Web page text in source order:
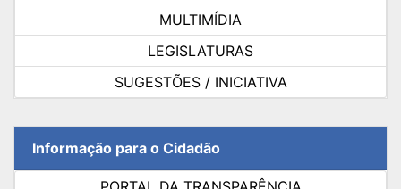
MULTIMÍDIA
LEGISLATURAS
SUGESTÕES / INICIATIVA
Informação para o Cidadão